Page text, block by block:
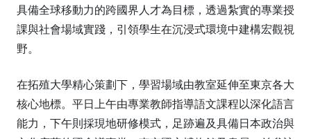
具備全球移動力的跨國界人才為目標，透過紮實的專業授
課與社會場域實踐，引領學生在沉浸式環境中建構宏觀視
野。
在拓殖大學精心策劃下，學習場域由教室延伸至東京各大
核心地標。平日上午由專業教師指導語文課程以深化語言
能力，下午則採現地研修模式，足跡遍及具備日本政治與